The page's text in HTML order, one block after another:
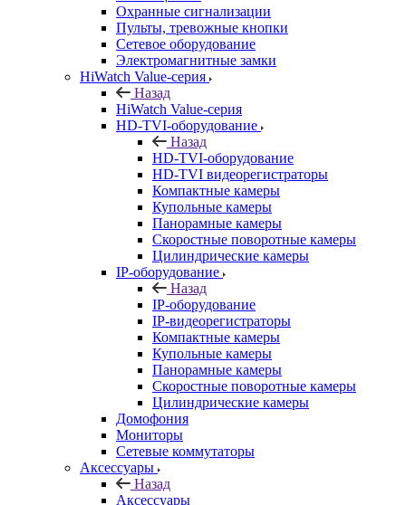
Охранные сигнализации
Пульты, тревожные кнопки
Сетевое оборудование
Электромагнитные замки
HiWatch Value-серия
Назад
HiWatch Value-серия
HD-TVI-оборудование
Назад
HD-TVI-оборудование
HD-TVI видеорегистраторы
Компактные камеры
Купольные камеры
Панорамные камеры
Скоростные поворотные камеры
Цилиндрические камеры
IP-оборудование
Назад
IP-оборудование
IP-видеорегистраторы
Компактные камеры
Купольные камеры
Панорамные камеры
Скоростные поворотные камеры
Цилиндрические камеры
Домофония
Мониторы
Сетевые коммутаторы
Аксессуары
Назад
Аксессуары